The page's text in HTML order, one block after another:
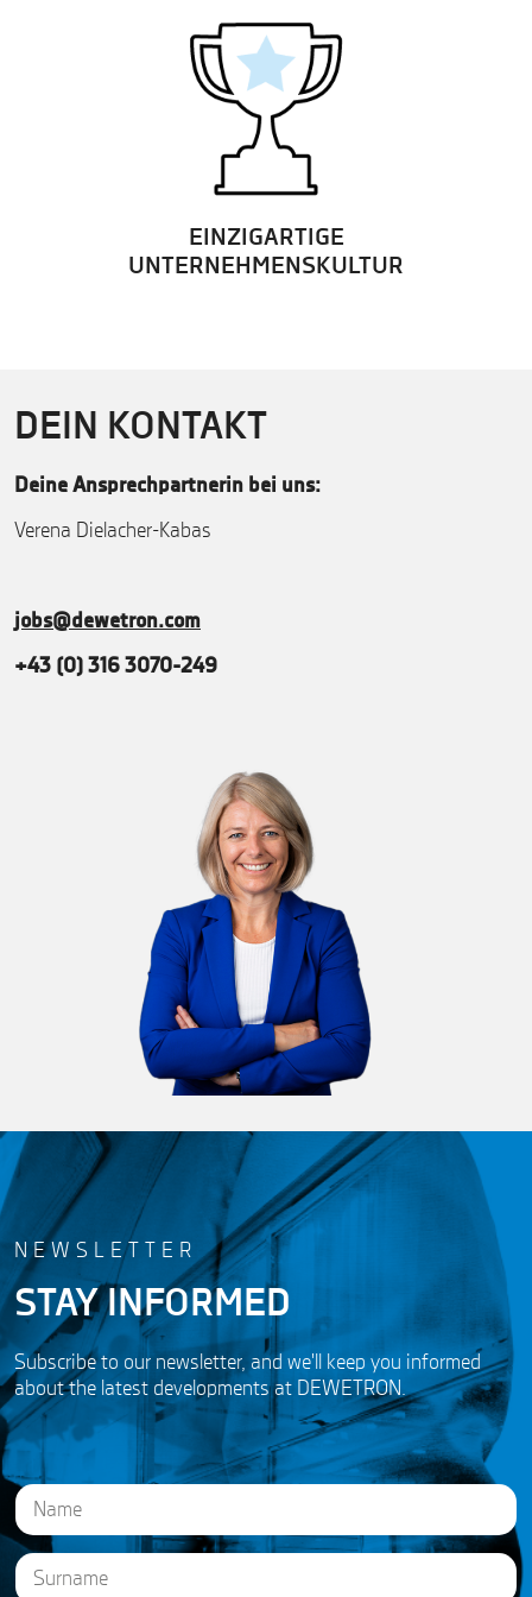
EINZIGARTIGE
UNTERNEHMENSKULTUR
DEIN KONTAKT
Deine Ansprechpartnerin bei uns:
Verena Dielacher-Kabas
jobs@dewetron.com
+43 (0) 316 3070-249
NEWSLETTER
STAY INFORMED
Subscribe to our newsletter, and we'll keep you informed
about the latest developments at DEWETRON.
N
a
m
e
*
First